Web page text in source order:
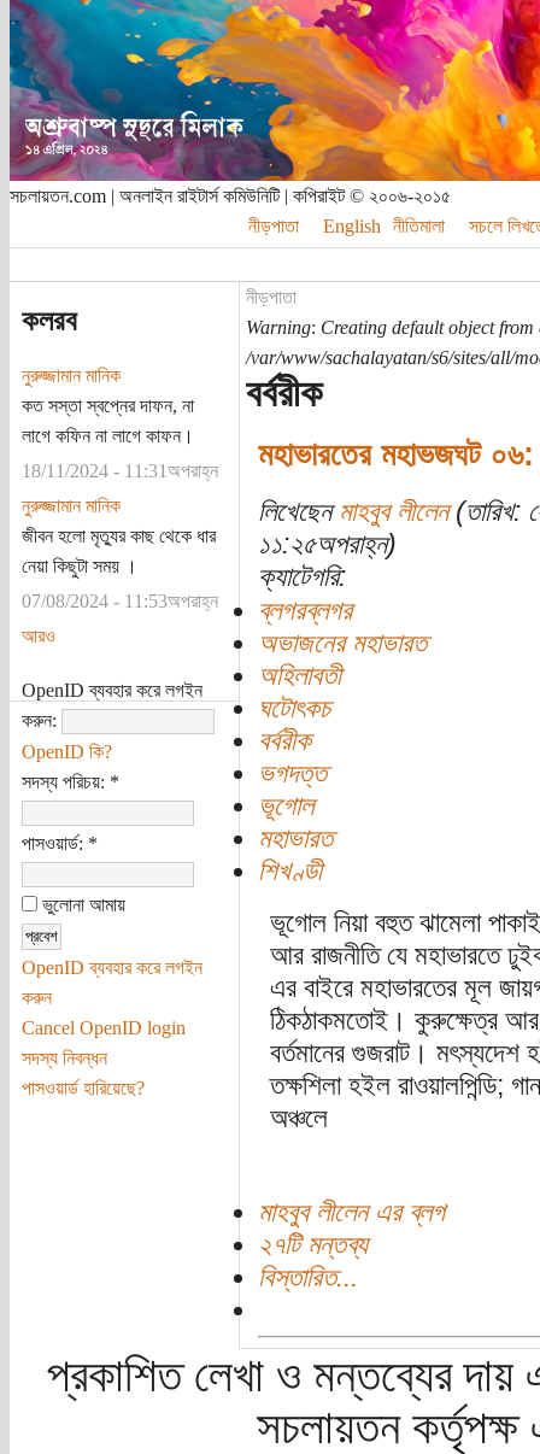
সচলায়তন.com | অনলাইন রাইটার্স কমিউনিটি | কপিরাইট © ২০০৬-২০১৫
নীড়পাতা
English নীতিমালা সচলে
কলরব
নুরুজ্জামান মানিক
কত সস্তা স্বপ্নের দাফন, না
লাগে কফিন না লাগে কাফন।
18/11/2024 - 11:31অপরাহ্ন
নুরুজ্জামান মানিক
জীবন হলো মৃত্যুর কাছ থেকে ধার
নেয়া কিছুটা সময় ।
07/08/2024 - 11:53অপরাহ্ন
আরও
OpenID ব্যবহার করে লগইন
করুন:
OpenID কি?
সদস্য পরিচয়: *
পাসওয়ার্ড: *
ভুলোনা আমায়
OpenID ব্যবহার করে লগইন
করুন
Cancel OpenID login
সদস্য নিবন্ধন
পাসওয়ার্ড হারিয়েছে?
নীড়পাতা
Warning: Creating default object from
/var/www/sachalayatan/s6/sites/all/
বর্বরীক
মহাভারতের মহাভজঘট
লিখেছেন মাহবুব লীলেন(তারিখ:
১১:২৫অপরাহ্ন)
ক্যাটেগরি:
ব্লগরব্লগর
অভাজনের মহাভারত
অহিলাবতী
ঘটোৎকচ
বর্বরীক
ভগদত্ত
ভূগোল
মহাভারত
শিখণ্ডী
ভূগোল নিয়া বহুত ঝামেলা
আর রাজনীতি যে মহাভারতে
এর বাইরে মহাভারতের মূল
ঠিকঠাকমতোই। কুরুক্ষেত্র আর
বর্তমানের গুজরাট। মৎস্যদেশ
তক্ষশিলা হইল রাওয়ালপিন্ডি;
অঞ্চলে
মাহবুব লীলেন এর ব্লগ
২৭টি মন্তব্য
বিস্তারিত...
প্রকাশিত লেখা ও মন্তব্যের দায়
সচলায়তন